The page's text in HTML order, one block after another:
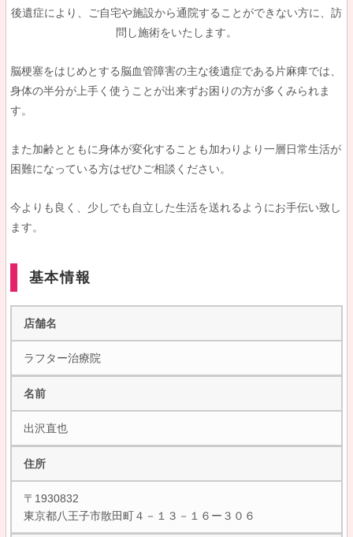
後遺症により、ご自宅や施設から通院することができない方に、訪
問し施術をいたします。
脳梗塞をはじめとする脳血管障害の主な後遺症である片麻痺では、
身体の半分が上手く使うことが出来ずお困りの方が多くみられま
す。
また加齢とともに身体が変化することも加わりより一層日常生活が
困難になっている方はぜひご相談ください。
今よりも良く、少しでも自立した生活を送れるようにお手伝い致し
ます。
基本情報
店舗名
ラフター治療院
名前
出沢直也
住所
〒1930832
東京都八王子市散田町４－１３－１６ー３０６